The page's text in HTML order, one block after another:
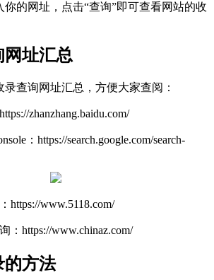
的网址，点击“查询”即可查看网站的收
网址汇总
录查询网址汇总，方便大家查阅：
zhanzhang.baidu.com/
：https://search.google.com/search-
https://www.5118.com/
：https://www.chinaz.com/
的方法